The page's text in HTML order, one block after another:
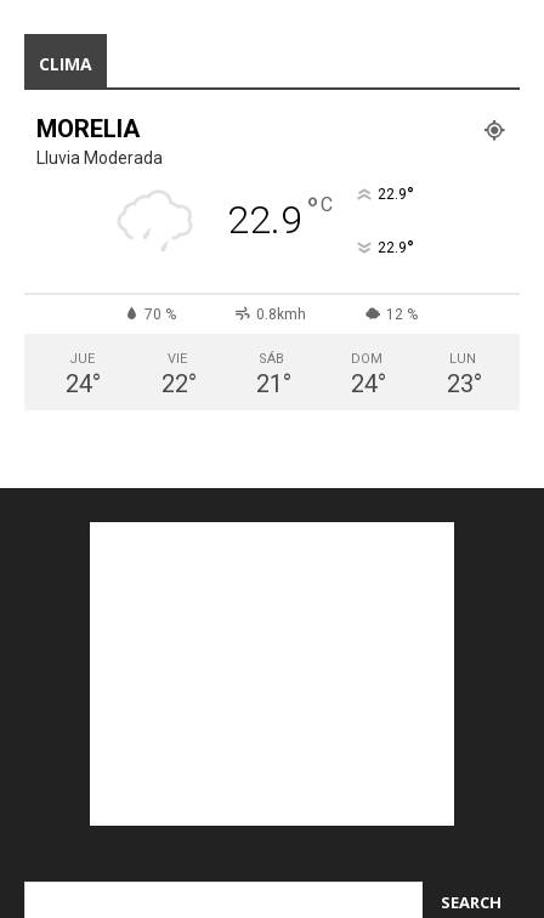
CLIMA
MORELIA
Lluvia Moderada
22.9 °C 22.9°
22.9°
70 % 0.8kmh 12 %
JUE
24°
VIE
22°
SÁB
21 °
DOM
24°
LUN
23°